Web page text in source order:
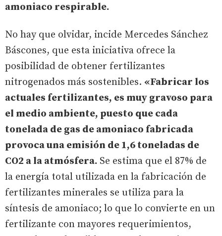
amoniaco respirable.
No hay que olvidar, incide Mercedes Sánchez
Báscones, que esta iniciativa ofrece la
posibilidad de obtener fertilizantes
nitrogenados más sostenibles. «Fabricar los
actuales fertilizantes, es muy gravoso para
el medio ambiente, puesto que cada
tonelada de gas de amoniaco fabricada
provoca una emisión de 1,6 toneladas de
CO2 a la atmósfera. Se estima que el 87% de
la energía total utilizada en la fabricación de
fertilizantes minerales se utiliza para la
síntesis de amoniaco; lo que lo convierte en un
fertilizante con mayores requerimientos,